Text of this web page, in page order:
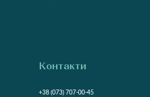
Контакти
+38 (073) 707-00-45